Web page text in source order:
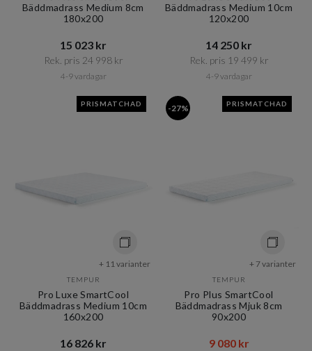
Bäddmadrass Medium 8cm
180x200
15 023 kr​​
Rek. pris 24 998 kr​​
4-9 vardagar
Bäddmadrass Medium 10cm
120x200
14 250 kr​​
Rek. pris 19 499 kr​​
4-9 vardagar
PRISMATCHAD
+ 11 varianter
TEMPUR
Pro Luxe SmartCool
Bäddmadrass Medium 10cm
160x200
16 826 kr​​
-27% PRISMATCHAD
+ 7 varianter
TEMPUR
Pro Plus SmartCool
Bäddmadrass Mjuk 8cm
90x200
9 080 kr​​